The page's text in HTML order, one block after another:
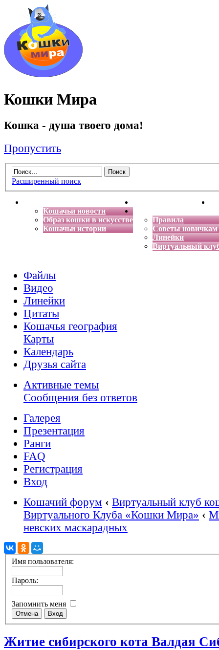
Кошки Мира
Кошка - душа твоего дома!
Пропустить
Расширенный поиск
Кошачьи новости
Образ кошки в искусстве
Кошачьи истории
Энциклопедия кошек
Правила
Советы новичкам
Линейки
Виртуальный
Файлы
Видео
Линейки
Цитаты
Кошачья география
Карты
Календарь
Друзья сайта
Активные темы
Сообщения без ответов
Галерея
Презентация
Ранги
FAQ
Регистрация
Вход
Кошачий форум ‹ Виртуальный клуб
Виртуального Клуба «Кошки Мира» ‹
невских маскарадных
Имя пользователя:
Пароль:
Запомнить меня
Житие сибирского кота Валдая